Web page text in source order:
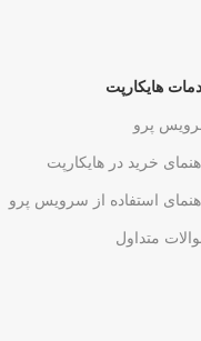
هایکارپت
پرو
خرید در هایکارپت
استفاده از سرویس پرو
متداول